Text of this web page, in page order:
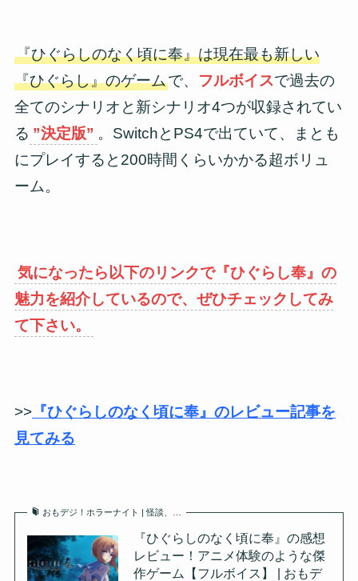
『ひぐらしのなく頃に奉』は現在最も新しい
『ひぐらし』のゲームで、 フルボイスで過去の
全てのシナリオと新シナリオ4つが収録されてい
る ”決定版” 。SwitchとPS4で出ていて、まとも
にプレイすると200時間くらいかかる超ボリュ
ーム。
気になったら以下のリンクで『ひぐらし奉』の
魅力を紹介しているので、ぜひチェックしてみ
て下さい。
>>『ひぐらしのなく頃に奉』のレビュー記事を
見てみる
おもデジ！ホラーナイト | 怪談、…
『ひぐらしのなく頃に奉』の感想
レビュー！アニメ体験のような傑
作ゲーム【フルボイス】 | おもデ